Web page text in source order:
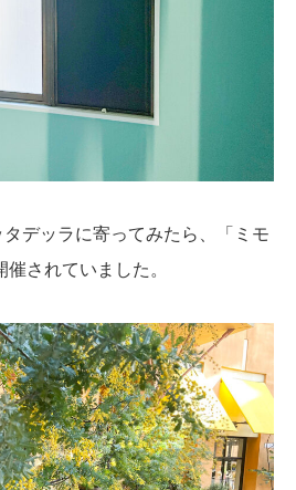
デッラに寄ってみたら、「ミモ
されていました。